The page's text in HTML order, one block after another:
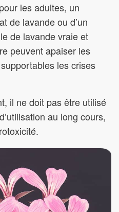
les adultes, un
de lavande ou d’un
de lavande vraie et
peuvent apaiser les
les crises
il ne doit pas être utilisé
au long cours,